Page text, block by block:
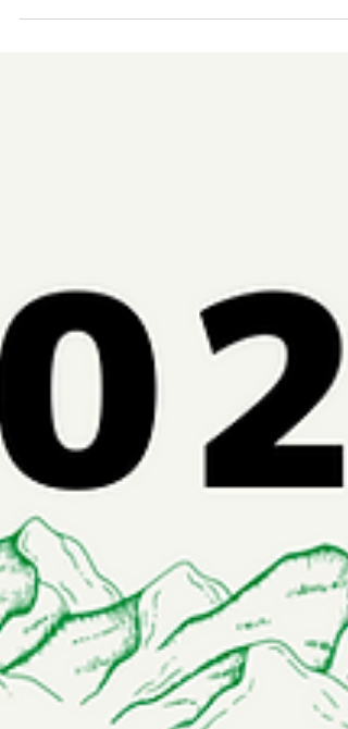
（９期生）-総集編-